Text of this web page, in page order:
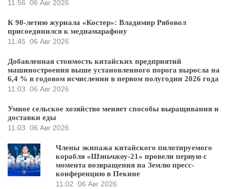
11:56 06 Авг 2026
К 90-летию журнала «Костер»: Владимир Рябовол
присоединился к медиамарафону
11:45 06 Авг 2026
Добавленная стоимость китайских предприятий
машиностроения выше установленного порога выросла на
6,4 % в годовом исчислении в первом полугодии 2026 года
11:03 06 Авг 2026
Умное сельское хозяйство меняет способы выращивания и
доставки еды
11:03 06 Авг 2026
Члены экипажа китайского пилотируемого
корабля «Шэньчжоу-21» провели первую с
момента возвращения на Землю пресс-
конференцию в Пекине
11:02 06 Авг 2026